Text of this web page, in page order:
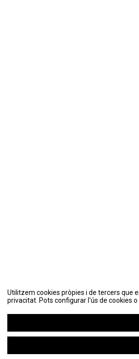
Utilitzem cookies pròpies i de tercers que
privacitat. Pots configurar l'ús de cookies
Utilitzem cookies pròpies i de tercers que
privacitat. Pots configurar l'ús de cookies